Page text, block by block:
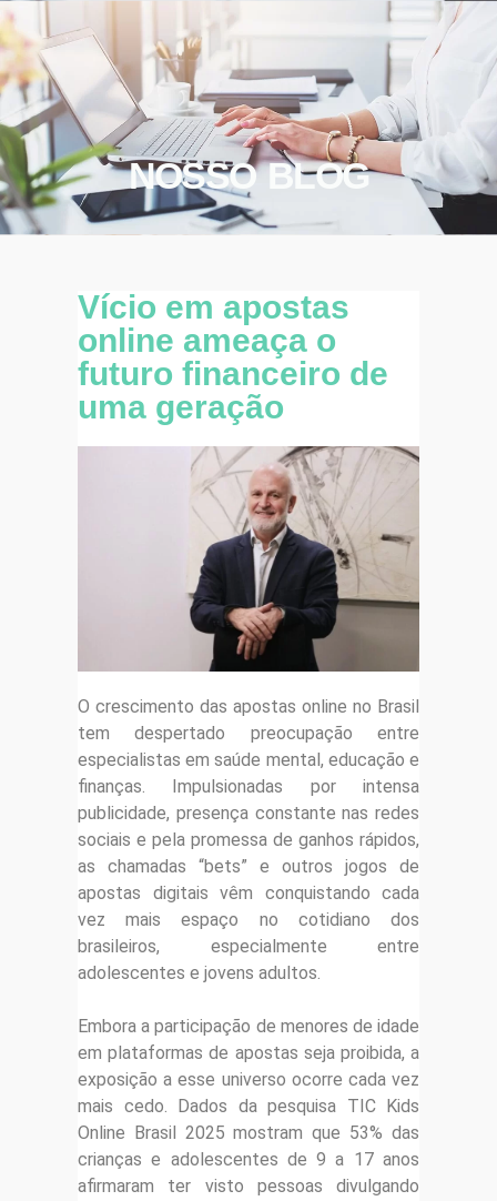
NOSSO BLOG
Vício em apostas
online ameaça o
futuro financeiro de
uma geração
O crescimento das apostas online no Brasil
tem despertado preocupação entre
especialistas em saúde mental, educação e
finanças. Impulsionadas por intensa
publicidade, presença constante nas redes
sociais e pela promessa de ganhos rápidos,
as chamadas “bets” e outros jogos de
apostas digitais vêm conquistando cada
vez mais espaço no cotidiano dos
brasileiros, especialmente entre
adolescentes e jovens adultos.
Embora a participação de menores de idade
em plataformas de apostas seja proibida, a
exposição a esse universo ocorre cada vez
mais cedo. Dados da pesquisa TIC Kids
Online Brasil 2025 mostram que 53% das
crianças e adolescentes de 9 a 17 anos
afirmaram ter visto pessoas divulgando